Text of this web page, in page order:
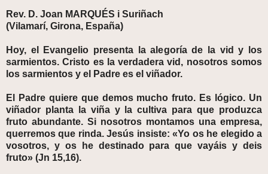
Rev. D. Joan MARQUÉS i Suriñach
(Vilamarí, Girona, España)
Hoy, el Evangelio presenta la alegoría de la vid y los
sarmientos. Cristo es la verdadera vid, nosotros somos
los sarmientos y el Padre es el viñador.
El Padre quiere que demos mucho fruto. Es lógico. Un
viñador planta la viña y la cultiva para que produzca
fruto abundante. Si nosotros montamos una empresa,
querremos que rinda. Jesús insiste: «Yo os he elegido a
vosotros, y os he destinado para que vayáis y deis
fruto» (Jn 15,16).